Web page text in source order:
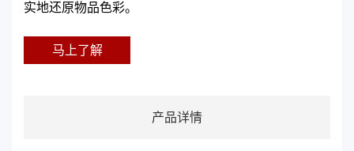
实地还原物品色彩。
马上了解
产品详情